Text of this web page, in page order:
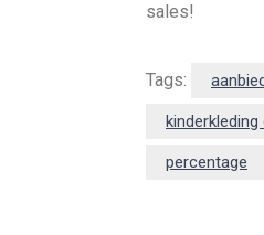
sales!
Tags:
kinderkleding
percentage